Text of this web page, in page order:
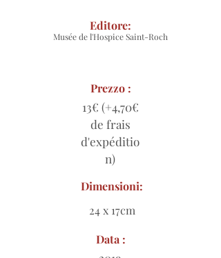
Musée de l'Hospice Saint-Roch
Editore:
Prezzo :
13€ (+4,70€
de frais
d'expéditio
n)
Dimensioni:
24 x 17cm
Data :